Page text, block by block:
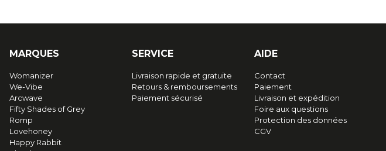
MARQUES
Womanizer
We-Vibe
Arcwave
Fifty Shades of Grey
Romp
Lovehoney
Happy Rabbit
SERVICE
Livraison rapide et gratuite
Retours & remboursements
Paiement sécurisé
AIDE
Contact
Paiement
Livraison et expédition
Foire aux questions
Protection des données
CGV